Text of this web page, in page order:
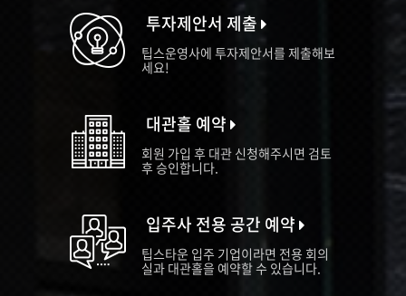
투자제안서 제출
팁스운영사에 투자제안서를 제출해보
세요!
대관홀 예약
회원 가입 후 대관 신청해주시면 검토
후 승인합니다.
입주사 전용 공간 예약
팁스타운 입주 기업이라면 전용 회의
실과 대관홀을 예약할 수 있습니다.